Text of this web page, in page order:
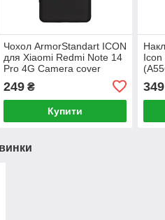
Чохол ArmorStandart ICON
для Xiaomi Redmi Note 14
Pro 4G Camera cover
249₴
Купити
Icon
349